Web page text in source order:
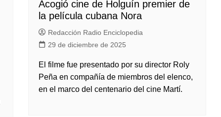
Acogió cine de Holguín premier de
la película cubana Nora
Redacción Radio Enciclopedia
29 de diciembre de 2025
El filme fue presentado por su director Roly
Peña en compañía de miembros del elenco,
en el marco del centenario del cine Martí.